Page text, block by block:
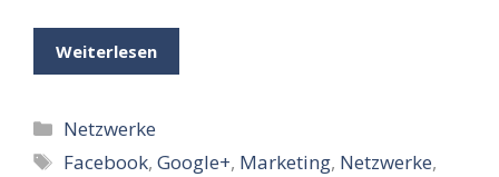
Weiterlesen
Kategorien
Netzwerke
Schlagwörter
Facebook,Google+, Marketing, Netzwerke,